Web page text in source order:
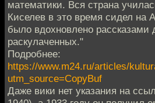
математики. Вся страна
Киселев в это время сидел на
было вдохновлено рассказами
раскулаченных."
Подробнее:
https://www.m24.ru/articles/
utm_source=CopyBuf
Даже вики нет указания на